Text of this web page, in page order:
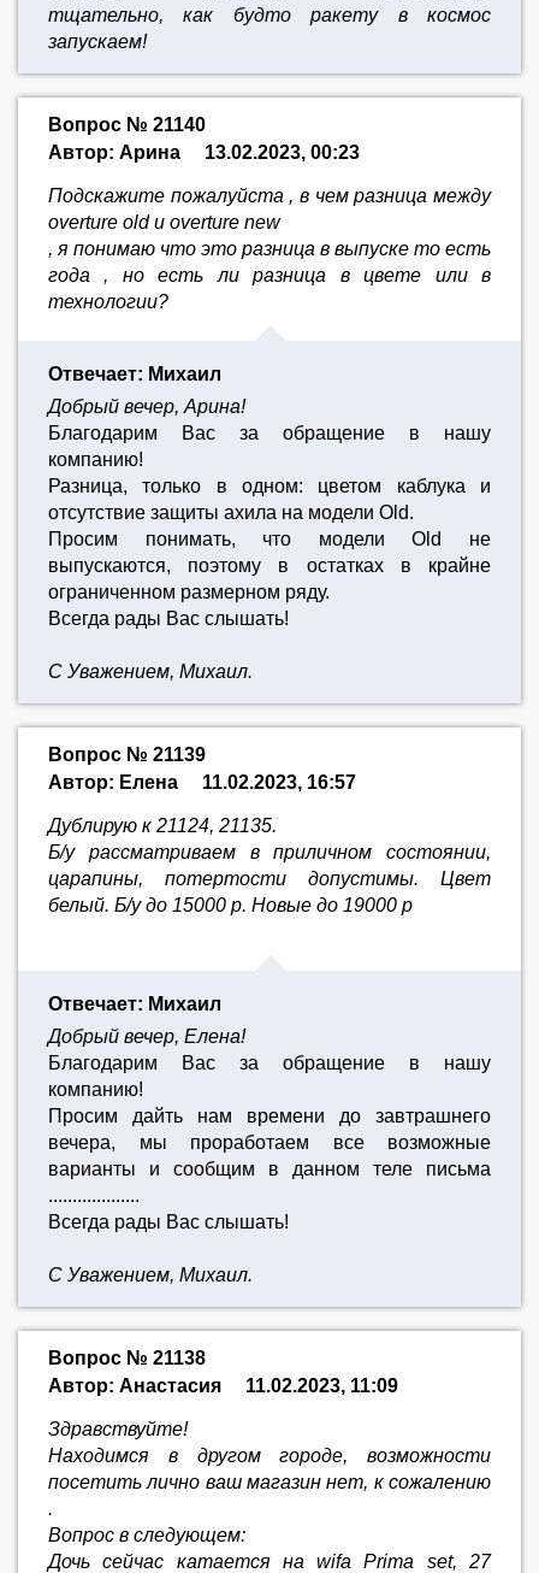
тщательно, как будто ракету в космос
запускаем!
Вопрос № 21140
Автор: Арина
13.02.2023, 00:23
Подскажите пожалуйста , в чем разница между
overture old и overture new
, я понимаю что это разница в выпуске то есть
года , но есть ли разница в цвете или в
технологии?
Отвечает: Михаил
Добрый вечер, Арина!
Благодарим Вас за обращение в нашу
компанию!
Разница, только в одном: цветом каблука и
отсутствие защиты ахила на модели Old.
Просим понимать, что модели Old не
выпускаются, поэтому в остатках в крайне
ограниченном размерном ряду.
Всегда рады Вас слышать!
С Уважением, Михаил.
Вопрос № 21139
Автор: Елена
11.02.2023, 16:57
Дублирую к 21124, 21135.
Б/у рассматриваем в приличном состоянии,
царапины, потертости допустимы. Цвет
белый. Б/у до 15000 р. Новые до 19000 р
Отвечает: Михаил
Добрый вечер, Елена!
Благодарим Вас за обращение в нашу
компанию!
Просим дайть нам времени до завтрашнего
вечера, мы проработаем все возможные
варианты и сообщим в данном теле письма
...................
Всегда рады Вас слышать!
С Уважением, Михаил.
Вопрос № 21138
Автор: Анастасия
11.02.2023, 11:09
Здравствуйте!
Находимся в другом городе, возможности
посетить лично ваш магазин нет, к сожалению
.
Вопрос в следующем:
Дочь сейчас катается на wifa Prima set, 27